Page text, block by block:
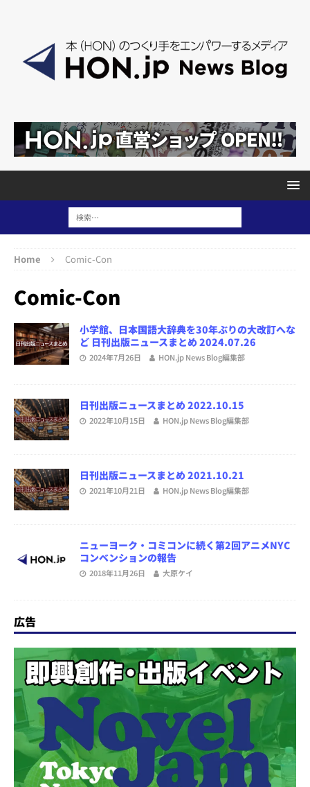
Home Comic-Con
Comic-Con
小学館、日本国語大辞典を30年ぶりの大改訂へな
ど 日刊出版ニュースまとめ 2024.07.26
2024年7月26日 HON.jp News Blog編集部
日刊出版ニュースまとめ 2022.10.15
2022年10月15日 HON.jp News Blog編集部
日刊出版ニュースまとめ 2021.10.21
2021年10月21日 HON.jp News Blog編集部
ニューヨーク・コミコンに続く第2回アニメNYC
コンベンションの報告
2018年11月26日 大原ケイ
広告